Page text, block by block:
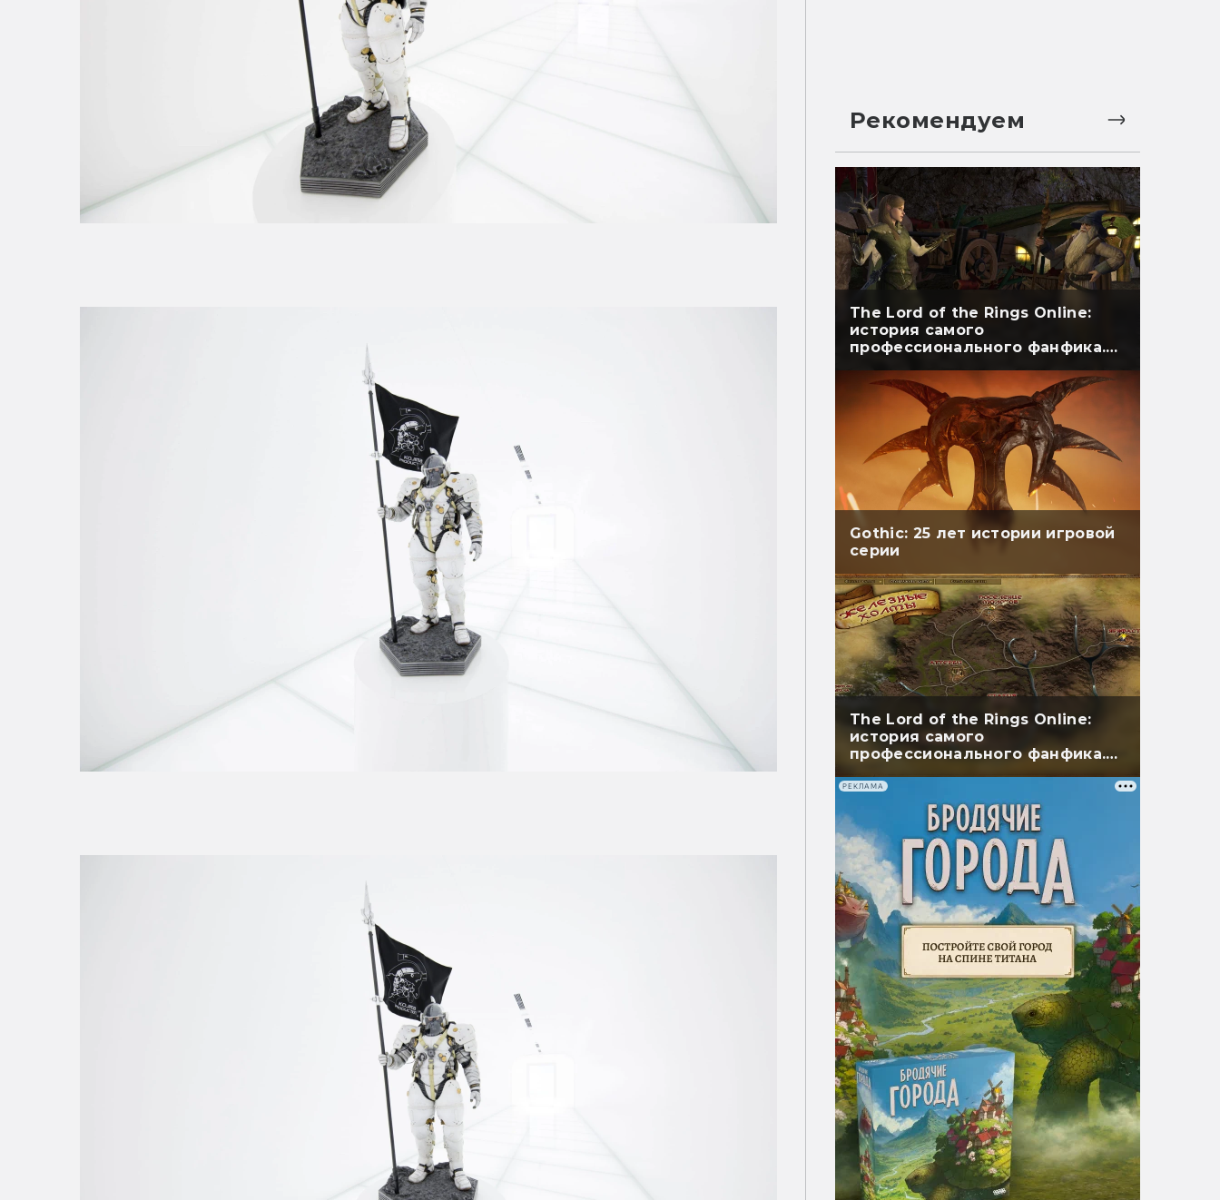
Рекомендуем
The Lord of the Rings Online:
история самого
профессионального фанфика.
Gothic: 25 лет истории игровой
серии
The Lord of the Rings Online:
история самого
профессионального фанфика.
РЕКЛАМА